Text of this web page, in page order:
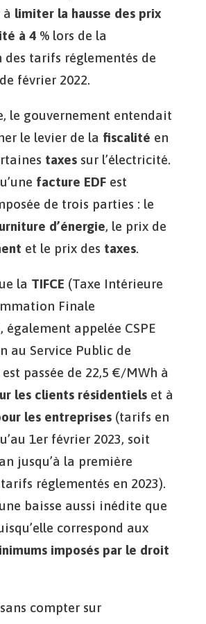
à limiter la hausse des prix
à 4 %lors de la
des tarifs réglementés de
février 2022.
le gouvernement entendait
le levier de la fiscalité en
taxessur l’électricité.
facture EDFest
de trois parties : le
d’énergie, le prix de
et le prix des taxes.
la TIFCE (Taxe Intérieure
Finale
également appelée CSPE
au Service Public de
passée de 22,5 €/MWh à
les clients résidentielset à
les entreprises(tarifs en
1er février 2023, soit
jusqu’à la première
réglementés en 2023).
baisse aussi inédite que
correspond aux
imposés par le droit
compter sur